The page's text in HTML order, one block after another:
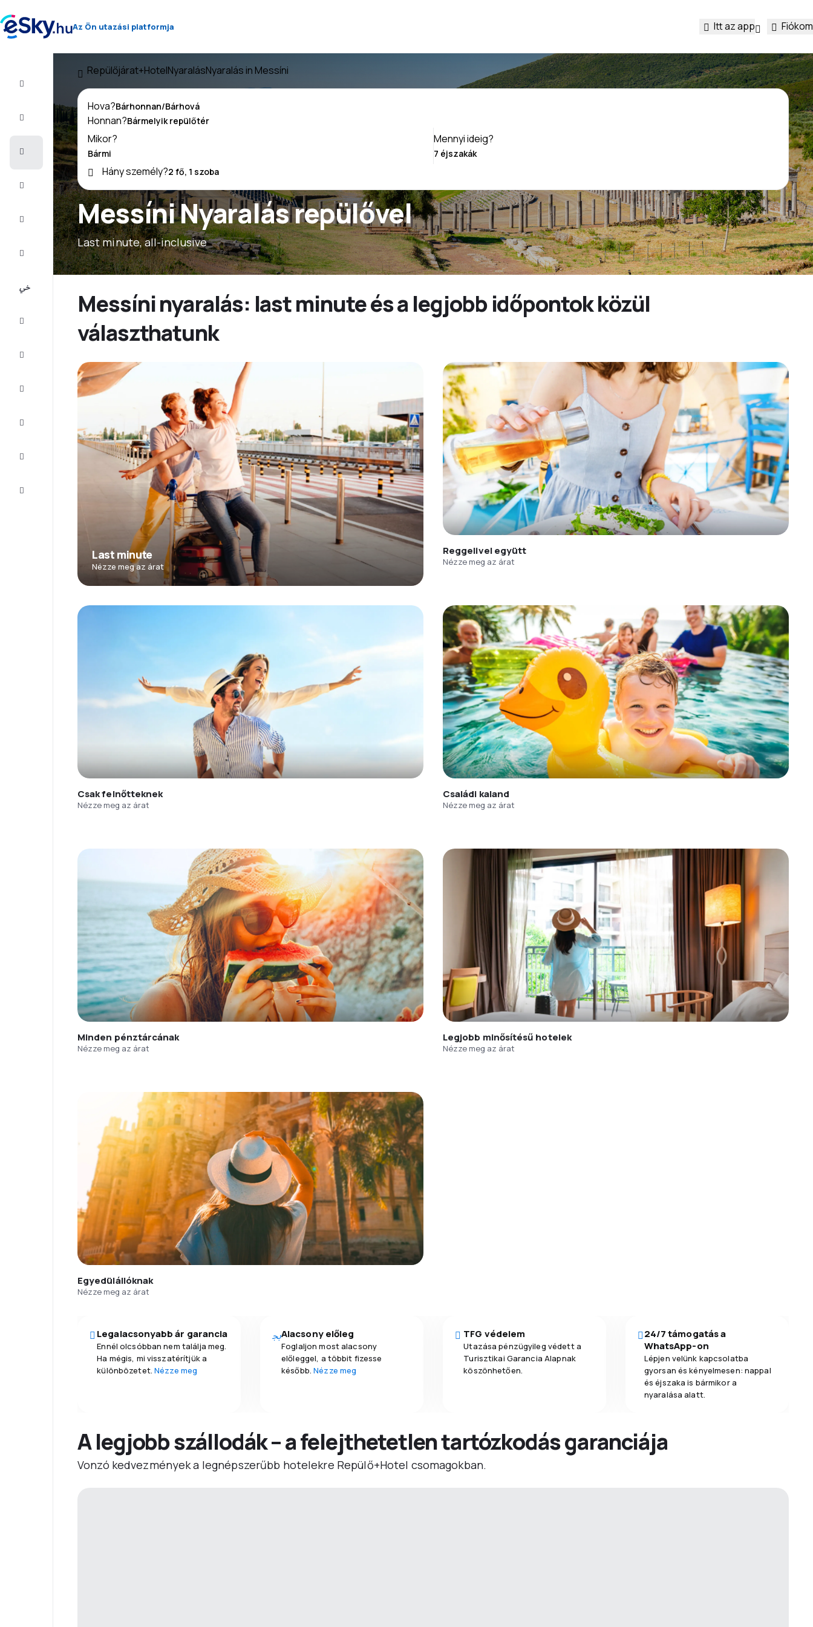
Az Ön utazási platformja Itt az app Fiókom
Repülőjegy
Nyaralás
2026/27
Repülőjárat+HotelNyaralásNyaralás in Messíni
Messíni Nyaralás repülővel
Last minute, all-inclusive
Hova?
Honnan?
Mikor?
Mennyi ideig?
Hány személy?
Messíni nyaralás: last minute és a legjobb időpontok közül
választhatunk
Last minute
Nézze meg az árat
Reggelivel együtt
Nézze meg az árat
Csak felnőtteknek
Nézze meg az árat
Családi kaland
Nézze meg az árat
Minden pénztárcának
Nézze meg az árat
Legjobb minősítésű hotelek
Nézze meg az árat
Egyedülállóknak
Nézze meg az árat
Legalacsonyabb ár garancia
Ennél olcsóbban nem találja meg.
Ha mégis, mi visszatérítjük a
különbözetet.Nézze meg
Alacsony előleg
Foglaljon most alacsony
előleggel, a többit fizesse
később.Nézze meg
TFG védelem
Utazása pénzügyileg védett a
Turisztikai Garancia Alapnak
köszönhetően.
24/7 támogatás a
WhatsApp-on
Lépjen velünk kapcsolatba
gyorsan és kényelmesen: nappal
és éjszaka is bármikor a
nyaralása alatt.
A legjobb szállodák – a felejthetetlen tartózkodás garanciája
Vonzó kedvezmények a legnépszerűbb hotelekre Repülő+Hotel csomagokban.